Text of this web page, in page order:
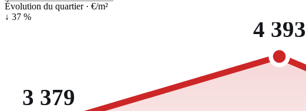
Évolution du quartier · €/m²
↓ 37 %
3 379
4 393